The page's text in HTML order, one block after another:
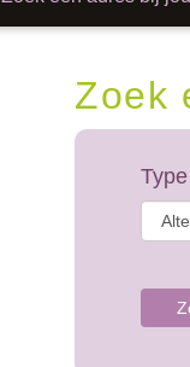
Zoek